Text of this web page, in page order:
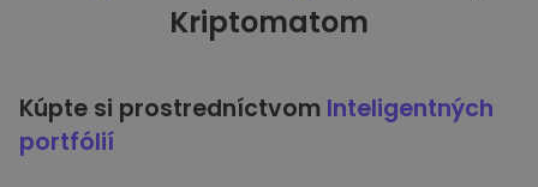
Kriptomatom
Kúpte si prostredníctvom Inteligentných
portfólií